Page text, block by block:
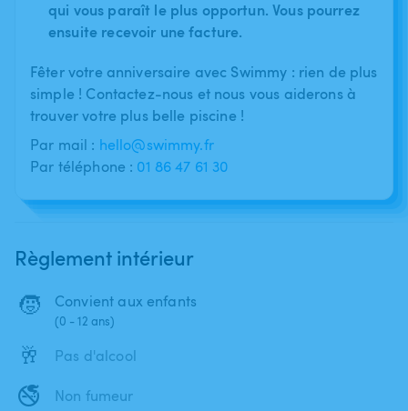
qui vous paraît le plus opportun. Vous pourrez
ensuite recevoir une facture.
Fêter votre anniversaire avec Swimmy : rien de plus
simple ! Contactez-nous et nous vous aiderons à
trouver votre plus belle piscine !
Par mail : hello@swimmy.fr
Par téléphone : 01 86 47 61 30
Règlement intérieur
🧒 Convient aux enfants
(0 - 12 ans)
🥂 Pas d'alcool
🚭 Non fumeur